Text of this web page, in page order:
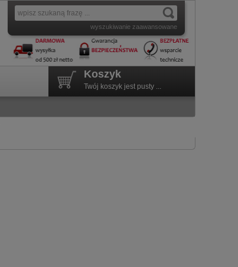
wyszukiwanie zaawansowane
Koszyk
Twój koszyk jest pusty ...